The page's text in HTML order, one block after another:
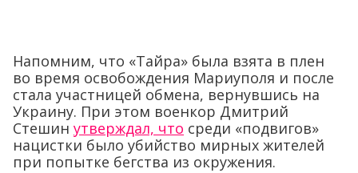
Напомним, что «Тайра» была взята в плен
во время освобождения Мариуполя и после
стала участницей обмена, вернувшись на
Украину. При этом военкор Дмитрий
Стешин утверждал, что среди «подвигов»
нацистки было убийство мирных жителей
при попытке бегства из окружения.